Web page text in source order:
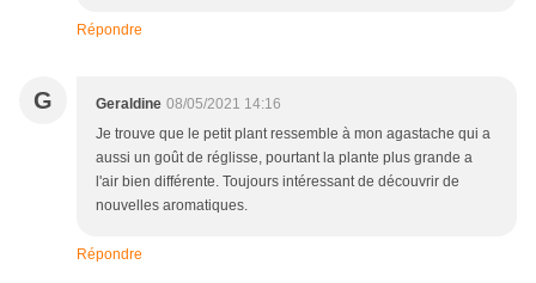
Répondre
G Geraldine 08/05/2021 14:16
Je trouve que le petit plant ressemble à mon agastache qui a
aussi un goût de réglisse, pourtant la plante plus grande a
l'air bien différente. Toujours intéressant de découvrir de
nouvelles aromatiques.
Répondre